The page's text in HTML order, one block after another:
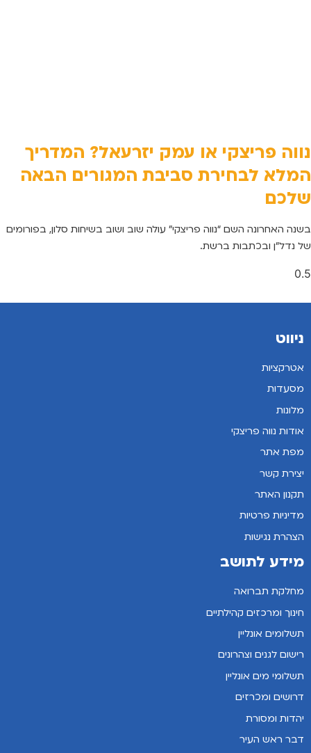
נווה פריצקי או עמק יזרעאל? המדריך
המלא לבחירת סביבת המגורים הבאה
שלכם
בשנה האחרונה השם “נווה פריצקי” עולה שוב ושוב בשיחות סלון, בפורומים
של נדל”ן ובכתבות ברשת.
ניווט
אטרקציות
מסעדות
מלונות
אודות נווה פריצקי
מפת אתר
יצירת קשר
תקנון האתר
מדיניות פרטיות
הצהרת נגישות
מידע לתושב
מחלקת תברואה
חינוך ומרכזים קהילתיים
תשלומים אונליין
רישום לגנים וצהרונים
תשלומי מים אונליין
דרושים ומכרזים
יהדות ומסורת
דבר ראש העיר